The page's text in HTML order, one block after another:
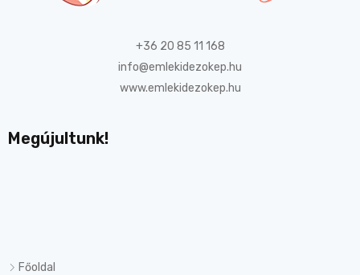
+36 20 85 11 168
info@emlekidezokep.hu
www.emlekidezokep.hu
Megújultunk!
Főoldal